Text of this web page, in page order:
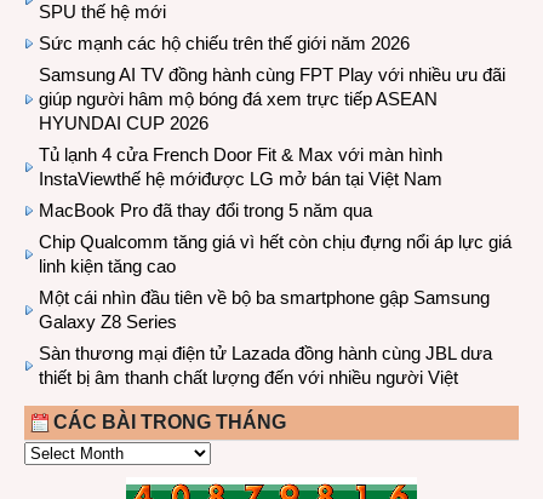
SPU thế hệ mới
Sức mạnh các hộ chiếu trên thế giới năm 2026
Samsung AI TV đồng hành cùng FPT Play với nhiều ưu đãi
giúp người hâm mộ bóng đá xem trực tiếp ASEAN
HYUNDAI CUP 2026
Tủ lạnh 4 cửa French Door Fit & Max với màn hình
InstaViewthế hệ mớiđược LG mở bán tại Việt Nam
MacBook Pro đã thay đổi trong 5 năm qua
Chip Qualcomm tăng giá vì hết còn chịu đựng nổi áp lực giá
linh kiện tăng cao
Một cái nhìn đầu tiên về bộ ba smartphone gập Samsung
Galaxy Z8 Series
Sàn thương mại điện tử Lazada đồng hành cùng JBL dưa
thiết bị âm thanh chất lượng đến với nhiều người Việt
CÁC BÀI TRONG THÁNG
CÁC